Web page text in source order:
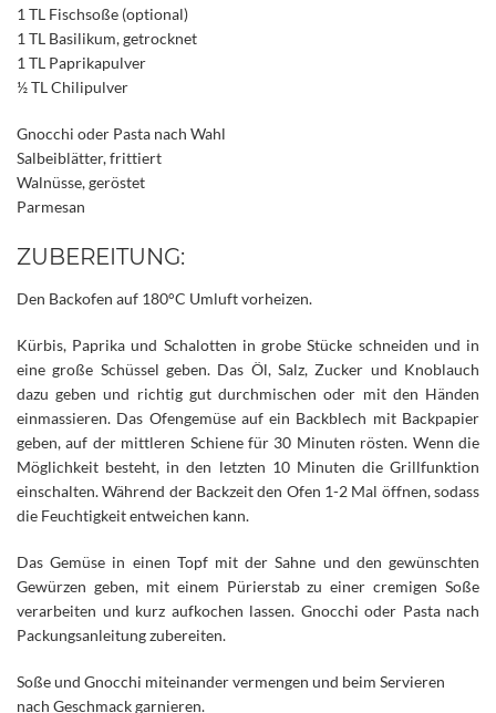
1 TL Fischsoße (optional)
1 TL Basilikum, getrocknet
1 TL Paprikapulver
½ TL Chilipulver
Gnocchi oder Pasta nach Wahl
Salbeiblätter, frittiert
Walnüsse, geröstet
Parmesan
ZUBEREITUNG:
Den Backofen auf 180°C Umluft vorheizen.
Kürbis, Paprika und Schalotten in grobe Stücke schneiden und in
eine große Schüssel geben. Das Öl, Salz, Zucker und Knoblauch
dazu geben und richtig gut durchmischen oder mit den Händen
einmassieren. Das Ofengemüse auf ein Backblech mit Backpapier
geben, auf der mittleren Schiene für 30 Minuten rösten. Wenn die
Möglichkeit besteht, in den letzten 10 Minuten die Grillfunktion
einschalten. Während der Backzeit den Ofen 1-2 Mal öffnen, sodass
die Feuchtigkeit entweichen kann.
Das Gemüse in einen Topf mit der Sahne und den gewünschten
Gewürzen geben, mit einem Pürierstab zu einer cremigen Soße
verarbeiten und kurz aufkochen lassen. Gnocchi oder Pasta nach
Packungsanleitung zubereiten.
Soße und Gnocchi miteinander vermengen und beim Servieren
nach Geschmack garnieren.